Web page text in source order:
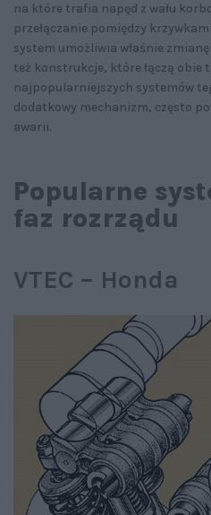
na które trafia napęd z wału
przełączanie pomiędzy
system umożliwia właśnie
też konstrukcje, które łączą obie
najpopularniejszych systemów
dodatkowy mechanizm, często
awarii.
Popularne
faz rozrządu
VTEC – Honda